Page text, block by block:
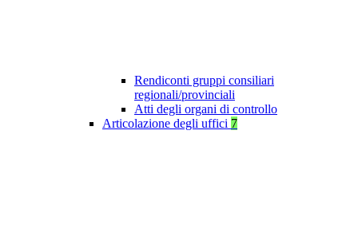
Rendiconti gruppi consiliari
regionali/provinciali
Atti degli organi di controllo
Articolazione degli uffici 7